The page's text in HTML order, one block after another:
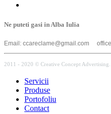
Ne puteti gasi in Alba Iulia
Email: ccareclame@gmail.com
2011 - 2020 © Creative Concept Advertising.
Servicii
Produse
Portofoliu
Contact